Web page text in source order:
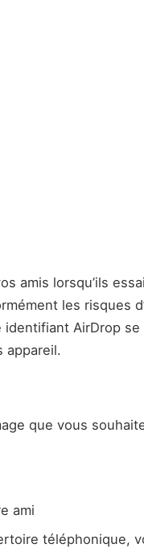
amis lorsqu’ils
les risques
AirDrop
appareil.
que vous
ami
téléphonique,